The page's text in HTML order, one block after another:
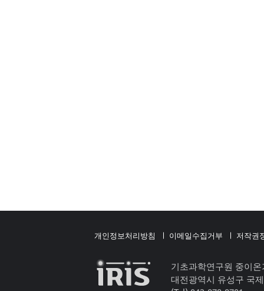
개인정보처리방침 이메일수집거부 저작권
기초과학연구원 중이
대전광역시 유성구 국